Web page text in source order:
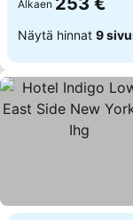
Alkaen
Näytä hinnat 9